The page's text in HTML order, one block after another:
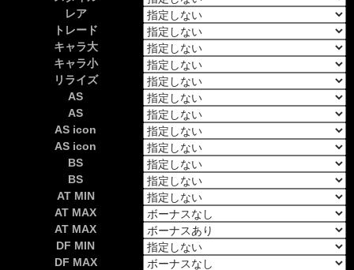
レア
トレード
キャラ大
キャラ小
リライズ
AS
AS
AS icon
AS icon
BS
BS
AT MIN
AT MAX
AT MAX
DF MIN
DF MAX